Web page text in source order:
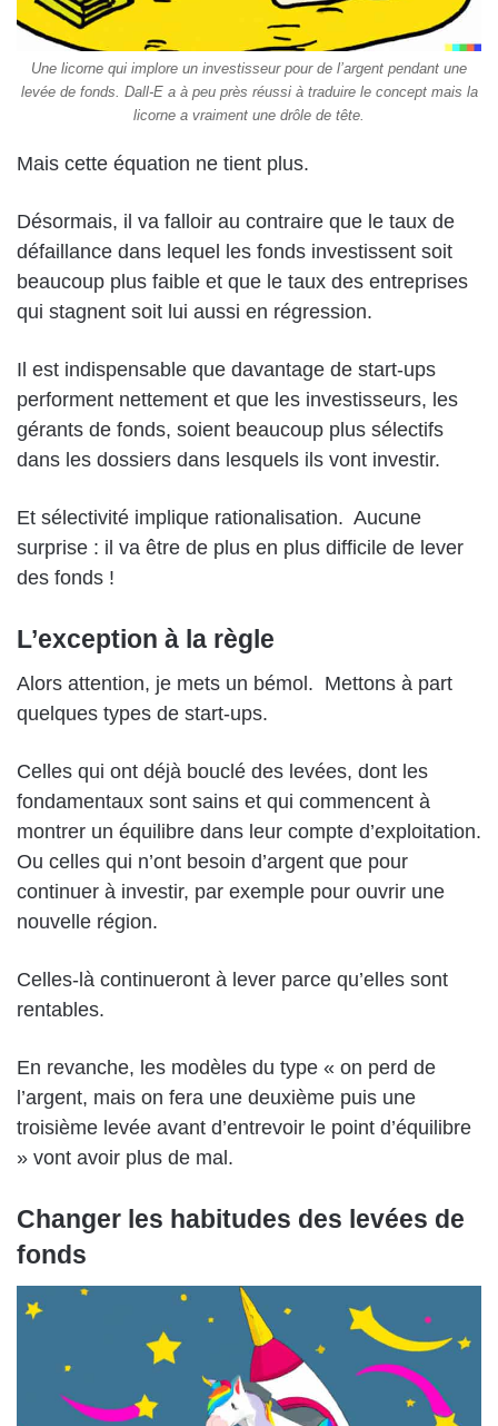
Une licorne qui implore un investisseur pour de l’argent pendant une
levée de fonds. Dall-E a à peu près réussi à traduire le concept mais la
licorne a vraiment une drôle de tête.
Mais cette équation ne tient plus.
Désormais, il va falloir au contraire que le taux de
défaillance dans lequel les fonds investissent soit
beaucoup plus faible et que le taux des entreprises
qui stagnent soit lui aussi en régression.
Il est indispensable que davantage de start-ups
performent nettement et que les investisseurs, les
gérants de fonds, soient beaucoup plus sélectifs
dans les dossiers dans lesquels ils vont investir.
Et sélectivité implique rationalisation. Aucune
surprise : il va être de plus en plus difficile de lever
des fonds !
L’exception à la règle
Alors attention, je mets un bémol. Mettons à part
quelques types de start-ups.
Celles qui ont déjà bouclé des levées, dont les
fondamentaux sont sains et qui commencent à
montrer un équilibre dans leur compte d’exploitation.
Ou celles qui n’ont besoin d’argent que pour
continuer à investir, par exemple pour ouvrir une
nouvelle région.
Celles-là continueront à lever parce qu’elles sont
rentables.
En revanche, les modèles du type « on perd de
l’argent, mais on fera une deuxième puis une
troisième levée avant d’entrevoir le point d’équilibre
» vont avoir plus de mal.
Changer les habitudes des levées de
fonds